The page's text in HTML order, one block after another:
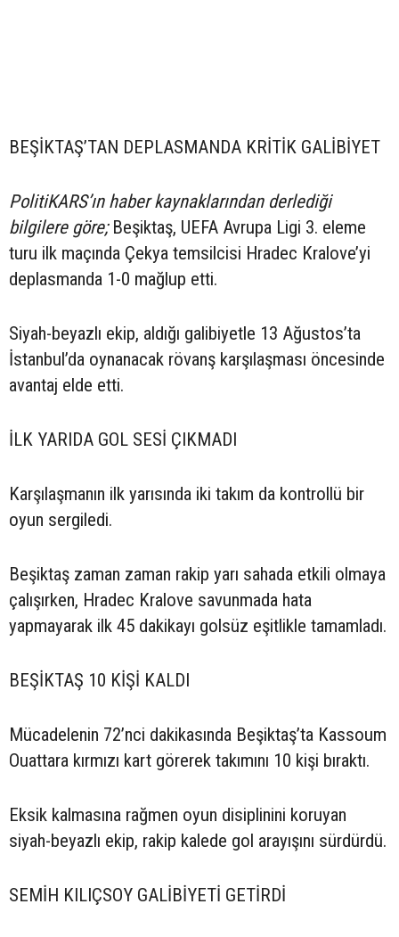
BEŞİKTAŞ’TAN DEPLASMANDA KRİTİK GALİBİYET
PolitiKARS’ın haber kaynaklarından derlediği
bilgilere göre;Beşiktaş, UEFA Avrupa Ligi 3. eleme
turu ilk maçında Çekya temsilcisi Hradec Kralove’yi
deplasmanda 1-0 mağlup etti.
Siyah-beyazlı ekip, aldığı galibiyetle 13 Ağustos’ta
İstanbul’da oynanacak rövanş karşılaşması öncesinde
avantaj elde etti.
İLK YARIDA GOL SESİ ÇIKMADI
Karşılaşmanın ilk yarısında iki takım da kontrollü bir
oyun sergiledi.
Beşiktaş zaman zaman rakip yarı sahada etkili olmaya
çalışırken, Hradec Kralove savunmada hata
yapmayarak ilk 45 dakikayı golsüz eşitlikle tamamladı.
BEŞİKTAŞ 10 KİŞİ KALDI
Mücadelenin 72’nci dakikasında Beşiktaş’ta Kassoum
Ouattara kırmızı kart görerek takımını 10 kişi bıraktı.
Eksik kalmasına rağmen oyun disiplinini koruyan
siyah-beyazlı ekip, rakip kalede gol arayışını sürdürdü.
SEMİH KILIÇSOY GALİBİYETİ GETİRDİ